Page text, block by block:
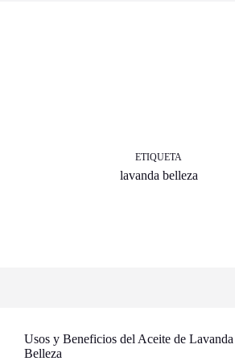
ETIQUETA
lavanda belleza
Usos y Beneficios del Aceite de Lavanda
Belleza